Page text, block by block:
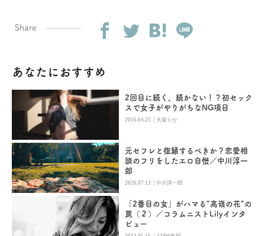
Share
あなたにおすすめ
2回目に続く、続かない！？初セック
スで女子がやりがちなNG項目
2016.04.25 |大泉りか
元セフレと復縁するべきか？恋愛相
談のフリをしたエロ自慢／中川淳一
郎
2026.07.13 |中川淳一郎
「2番目の女」がハマる“高嶺の花”の
罠（２）／コラムニストLilyインタ
ビュー